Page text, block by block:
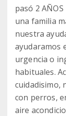
pasó 2
una familia
nuestra
ayudaramos
urgencia o
habituales.
cuidadisimo,
con perros,
aire